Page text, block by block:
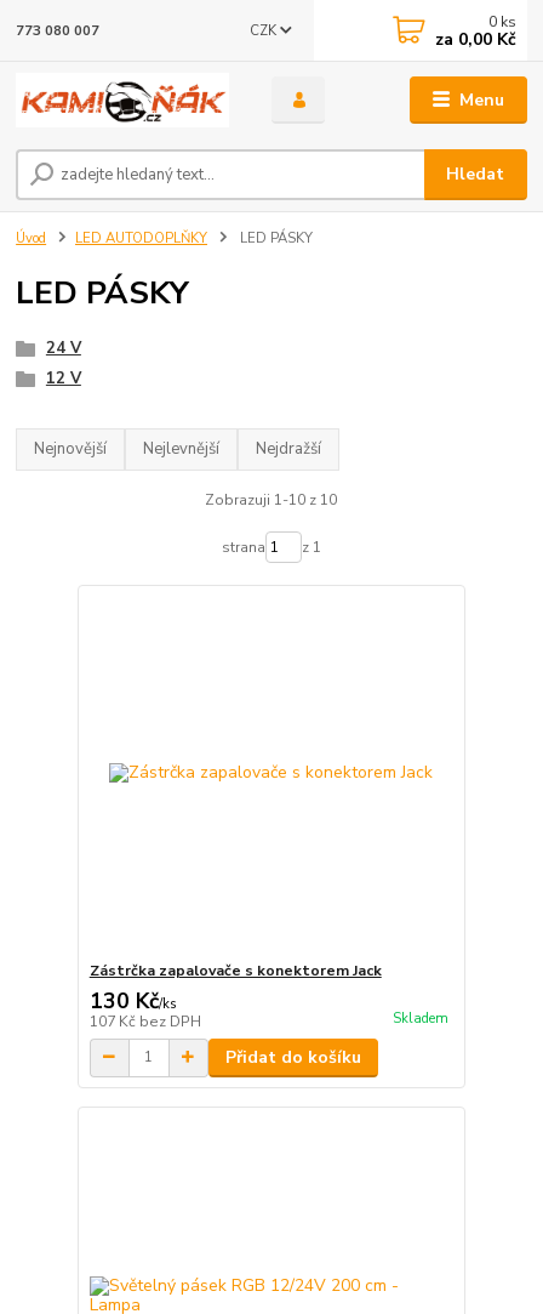
Menu
CZK
Hledat
773 080 007 0 ks
za 0,00 Kč
Úvod LED AUTODOPLŇKY LED PÁSKY
LED PÁSKY
24 V
12 V
Nejnovější Nejlevnější Nejdražší
Zobrazuji 1-10 z 10
strana z 1
Zástrčka zapalovače s konektorem Jack
130 Kč/ks
107 Kč bez DPH Skladem
Přidat do košíku